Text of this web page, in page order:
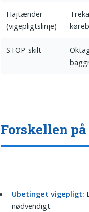
Hajtænder
(vigepligtslinje)
STOP-skilt
Forskellen
Ubetinget vigepligt:
nødvendigt.